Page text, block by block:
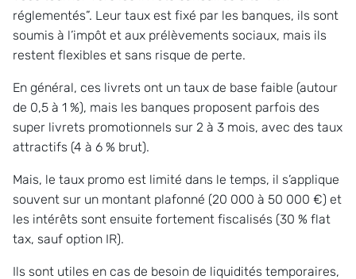
réglementés”. Leur taux est fixé par les banques, ils sont
soumis à l’impôt et aux prélèvements sociaux, mais ils
restent flexibles et sans risque de perte.
En général, ces livrets ont un taux de base faible (autour
de 0,5 à 1 %), mais les banques proposent parfois des
super livrets promotionnels sur 2 à 3 mois, avec des taux
attractifs (4 à 6 % brut).
Mais, le taux promo est limité dans le temps, il s’applique
souvent sur un montant plafonné (20 000 à 50 000 €) et
les intérêts sont ensuite fortement fiscalisés (30 % flat
tax, sauf option IR).
Ils sont utiles en cas de besoin de liquidités temporaires,